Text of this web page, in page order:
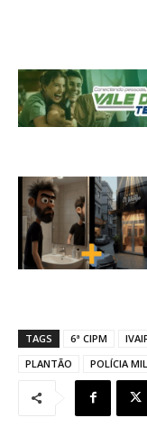
TAGS 6ª CIPM
PLANTÃO
POLÍCIA